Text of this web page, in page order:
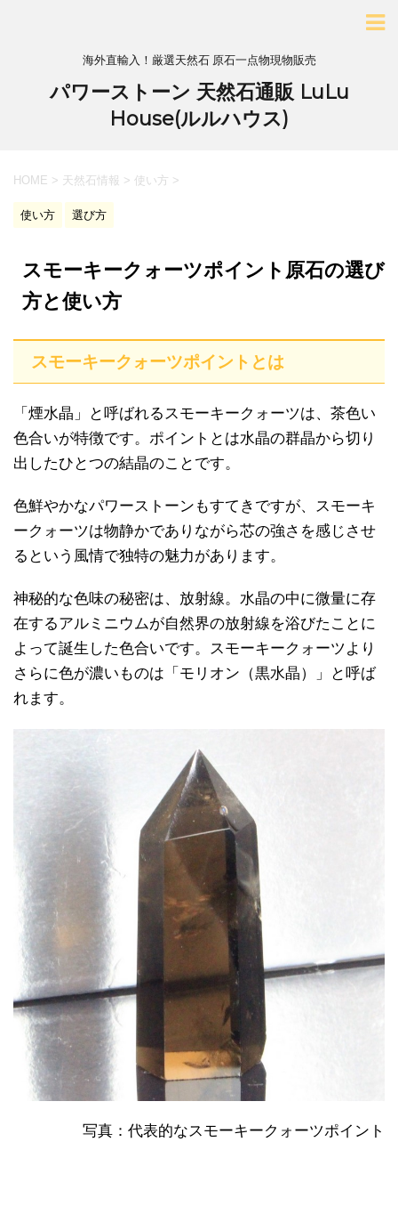
海外直輸入！厳選天然石 原石一点物現物販売
パワーストーン 天然石通販 LuLu
House(ルルハウス)
HOME > 天然石情報 > 使い方 >
使い方 選び方
スモーキークォーツポイント原石の選び
方と使い方
スモーキークォーツポイントとは
「煙水晶」と呼ばれるスモーキークォーツは、茶色い
色合いが特徴です。ポイントとは水晶の群晶から切り
出したひとつの結晶のことです。
色鮮やかなパワーストーンもすてきですが、スモーキ
ークォーツは物静かでありながら芯の強さを感じさせ
るという風情で独特の魅力があります。
神秘的な色味の秘密は、放射線。水晶の中に微量に存
在するアルミニウムが自然界の放射線を浴びたことに
よって誕生した色合いです。スモーキークォーツより
さらに色が濃いものは「モリオン（黒水晶）」と呼ば
れます。
写真：代表的なスモーキークォーツポイント